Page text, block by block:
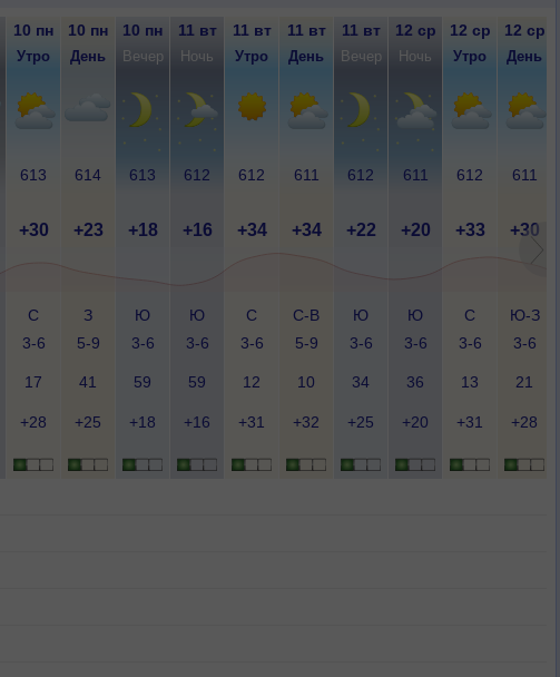
10 пн 10 пн 10 пн 11 вт 11 вт 11 вт 11 вт 12 ср 12 ср 12 ср
Утро День Вечер Ночь Утро День Вечер Ночь Утро День
613 614 613 612 612 611 612 611 612 611
+30 +23 +18 +16 +34 +34 +22 +20 +33 +30
С
3-6
З
5-9
Ю
3-6
Ю
3-6
С
3-6
С-В
5-9
Ю
3-6
Ю
3-6
С
3-6
Ю-З
3-6
17 41 59 59 12 10 34 36 13 21
+28 +25 +18 +16 +31 +32 +25 +20 +31 +28